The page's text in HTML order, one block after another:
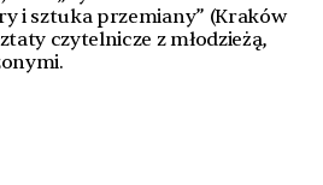
i sztuka przemiany” (Kraków
czytelnicze z młodzieżą,